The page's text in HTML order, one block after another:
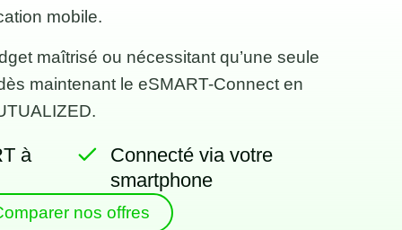
mobile.
maîtrisé ou nécessitant qu’une seule
maintenant le eSMART-Connect en
à
Connecté via votre
smartphone
nos offres